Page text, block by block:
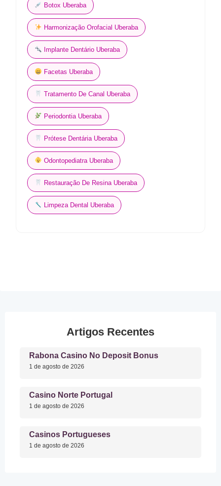
Botox Uberaba
Harmonização Orofacial Uberaba
Implante Dentário Uberaba
Facetas Uberaba
Tratamento De Canal Uberaba
Periodontia Uberaba
Prótese Dentária Uberaba
Odontopediatra Uberaba
Restauração De Resina Uberaba
Limpeza Dental Uberaba
Artigos Recentes
Rabona Casino No Deposit Bonus
1 de agosto de 2026
Casino Norte Portugal
1 de agosto de 2026
Casinos Portugueses
1 de agosto de 2026